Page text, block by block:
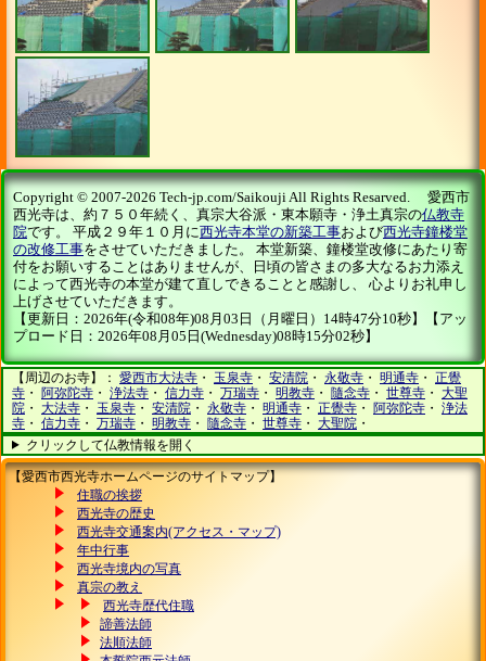
Copyright © 2007-2026 Tech-jp.com/Saikouji All Rights Resarved. 愛西市
西光寺は、約７５０年続く、真宗大谷派・東本願寺・浄土真宗の仏教寺
院です。 平成２９年１０月に西光寺本堂の新築工事および西光寺鐘楼堂
の改修工事をさせていただきました。 本堂新築、鐘楼堂改修にあたり寄
付をお願いすることはありませんが、日頃の皆さまの多大なるお力添え
によって西光寺の本堂が建て直しできることと感謝し、 心よりお礼申し
上げさせていただきます。
【更新日：2026年(令和08年)08月03日（月曜日）14時47分10秒】【アッ
プロード日：2026年08月05日(Wednesday)08時15分02秒】
【周辺のお寺】： 愛西市大法寺 ・ 玉泉寺 ・ 安清院 ・ 永敬寺 ・ 明通寺 ・ 正覺
寺 ・ 阿弥陀寺 ・ 浄法寺 ・ 信力寺 ・ 万瑞寺 ・ 明教寺 ・ 隨念寺 ・ 世尊寺 ・ 大聖
院 ・ 大法寺 ・ 玉泉寺 ・ 安清院 ・ 永敬寺 ・ 明通寺 ・ 正覺寺 ・ 阿弥陀寺 ・ 浄法
寺 ・ 信力寺 ・ 万瑞寺 ・ 明教寺 ・ 隨念寺 ・ 世尊寺 ・ 大聖院 ・
クリックして仏教情報を開く
【愛西市西光寺ホームページのサイトマップ】
住職の挨拶
西光寺の歴史
西光寺交通案内(アクセス・マップ)
年中行事
西光寺境内の写真
真宗の教え
西光寺歴代住職
諦善法師
法順法師